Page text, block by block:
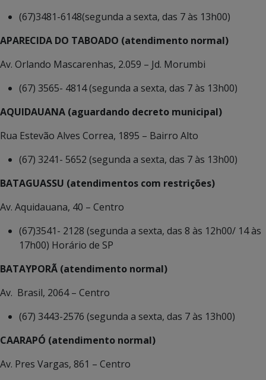
(67)3481-6148(segunda a sexta, das 7 às 13h00)
APARECIDA DO TABOADO (atendimento normal)
Av. Orlando Mascarenhas, 2.059 – Jd. Morumbi
(67) 3565- 4814 (segunda a sexta, das 7 às 13h00)
AQUIDAUANA (aguardando decreto municipal)
Rua Estevão Alves Correa, 1895 – Bairro Alto
(67) 3241- 5652 (segunda a sexta, das 7 às 13h00)
BATAGUASSU (atendimentos com restrições)
Av. Aquidauana, 40 – Centro
(67)3541- 2128 (segunda a sexta, das 8 às 12h00/ 14 às
17h00) Horário de SP
BATAYPORÃ (atendimento normal)
Av. Brasil, 2064 – Centro
(67) 3443-2576 (segunda a sexta, das 7 às 13h00)
CAARAPÓ (atendimento normal)
Av. Pres Vargas, 861 – Centro